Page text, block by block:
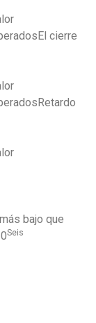
cierre
bajo que
Seis